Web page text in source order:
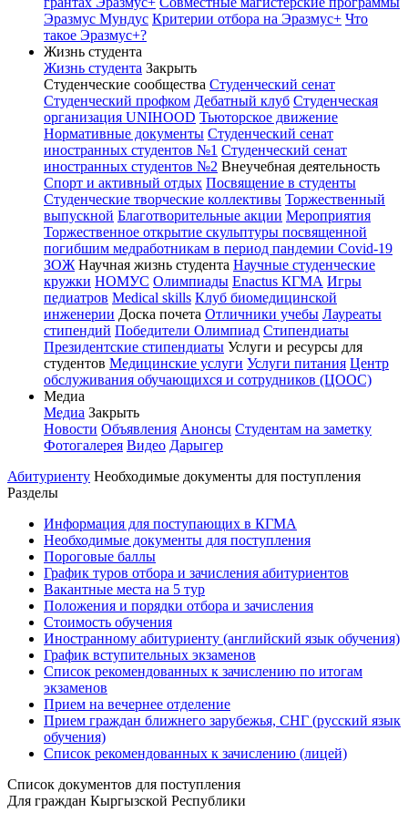
Эразмус Мундус Критерии отбора на Эразмус+ Что
такое Эразмус+?
Жизнь студента
Жизнь студента Закрыть
Студенческие сообщества Студенческий сенат
Студенческий профком Дебатный клуб Студенческая
организация UNIHOOD Тьюторское движение
Нормативные документы Студенческий сенат
иностранных студентов №1 Студенческий сенат
иностранных студентов №2 Внеучебная деятельность
Спорт и активный отдых Посвящение в студенты
Студенческие творческие коллективы Торжественный
выпускной Благотворительные акции Мероприятия
Торжественное открытие скульптуры посвященной
погибшим медработникам в период пандемии Covid-19
ЗОЖ Научная жизнь студента Научные студенческие
кружки НОМУС Олимпиады Enactus КГМА Игры
педиатров Medical skills Клуб биомедицинской
инженерии Доска почета Отличники учебы Лауреаты
стипендий Победители Олимпиад Стипендиаты
Президентские стипендиаты Услуги и ресурсы для
студентов Медицинские услуги Услуги питания Центр
обслуживания обучающихся и сотрудников (ЦООС)
Медиа
Медиа Закрыть
Новости Объявления Анонсы Студентам на заметку
Фотогалерея Видео Дарыгер
Абитуриенту Необходимые документы для поступления
Разделы
Информация для поступающих в КГМА
Необходимые документы для поступления
Пороговые баллы
График туров отбора и зачисления абитуриентов
Вакантные места на 5 тур
Положения и порядки отбора и зачисления
Стоимость обучения
Иностранному абитуриенту (английский язык обучения)
График вступительных экзаменов
Список рекомендованных к зачислению по итогам
экзаменов
Прием на вечернее отделение
Прием граждан ближнего зарубежья, СНГ (русский язык
обучения)
Список рекомендованных к зачислению (лицей)
Список документов для поступления
Для граждан Кыргызской Республики